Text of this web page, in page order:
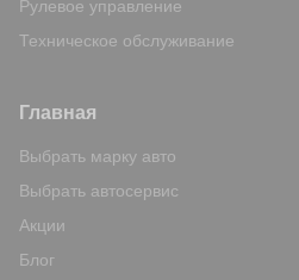
Рулевое управление
Техническое обслуживание
Главная
Выбрать марку авто
Выбрать автосервис
Акции
Блог